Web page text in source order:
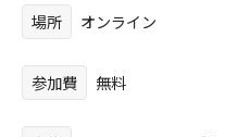
場所 オンライン
参加費 無料